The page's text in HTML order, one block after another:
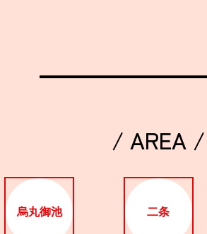
/ AREA /
烏丸御池 二条